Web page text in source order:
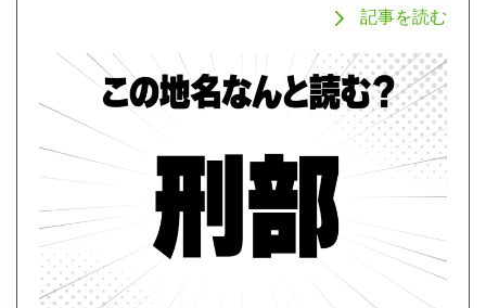
記事を読む